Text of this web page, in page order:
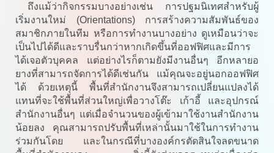
ถึงแม้ว่ากิจกรรมบางอย่างเช่น การปฐมนิเทศสำหรับผู้
เริ่มงานใหม่ (Orientations) การสร้างความสัมพันธ์ของ
สมาชิกภายในทีม หรือการทำงานบางอย่าง ดูเหมือนว่าจะ
เป็นไปได้ดีและราบรื่นกว่าหากเกิดขึ้นที่ออฟฟิศและมีการ
ได้เจอตัวบุคคล แต่อย่างไรก็ตามยังมีงานอื่นๆ อีกหลายอ
ยางที่สามารถจัดการได้ดีเช่นกัน แม้คุณจะอยู่นอกออฟฟิศ
ได้ ด้วยเหตุนี้ พื้นที่สำนักงานจึงสามารถเปลี่ยนแปลงได้
แทนที่จะใช้พื้นที่ส่วนใหญ่เพื่อวางโต๊ะ เก้าอี้ และอุปกรณ์
สำนักงานอื่นๆ แต่เมื่อจำนวนของผู้เข้ามาใช้งานสำนักงาน
น้อยลง คุณสามารถปรับพื้นที่เหล่านั้นมาใช้ในการทำงาน
ร่วมกันโดย และในกรณีที่บางองค์กรตัดสินใจลดขนาด